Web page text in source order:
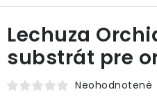
SERVIS INTERIÉROVEJ ZELENE
Lechuza
substrát pre
Neohodnotené